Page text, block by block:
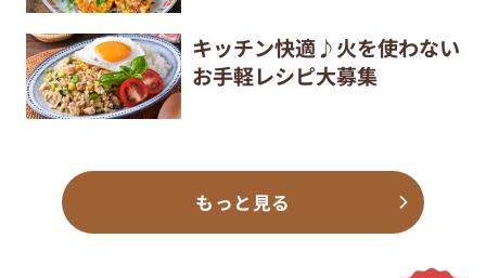
キッチン快適♪火を使わない
お手軽レシピ大募集
もっと見る